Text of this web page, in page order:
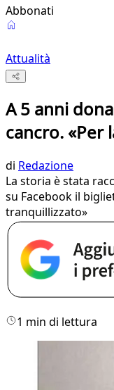
Abbonati
Attualità
A 5 anni
cancro. «Per
di Redazione
La storia è stata
su Facebook il
tranquillizzato»
1 min di lettura